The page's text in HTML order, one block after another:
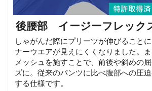
後腰部 イージーフレック
しゃがんだ際にプリーツが伸びること
ナーウエアが見えにくくなりました。
メッシュを施すことで、前後や斜めの
ズに。従来のパンツに比べ腹部への圧
する仕様です。